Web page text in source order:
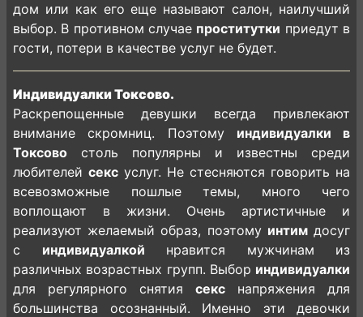
дом или как его еще называют салон, наилучший
выбор. В противном случае проститутки приедут в
гости, потери в качестве услуг не будет.
Индивидуалки Токсово.
Раскрепощенные девушки всегда привлекают
внимание скромниц. Поэтому индивидуалки в
Токсово столь популярны и известны среди
любителей секс услуг. Не стесняются говорить на
всевозможные пошлые темы, много чего
воплощают в жизни. Очень артистичные и
реализуют желаемый образ, поэтому интимдосуг
с индивидуалкой нравится мужчинам из
различных возрастных групп. Выбор индивидуалки
для регулярного снятия секс напряжения для
большинства осознанный. Именно эти девочки